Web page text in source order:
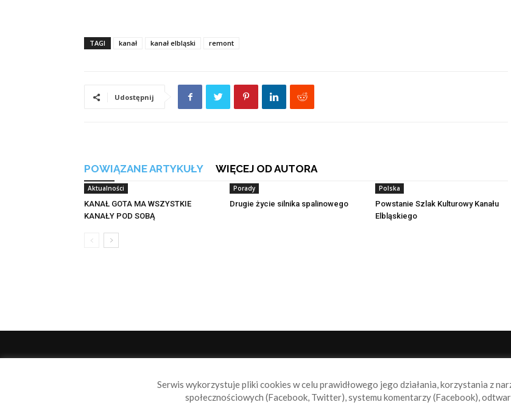
TAGI kanał kanał elbląski remont
Udostępnij
POWIĄZANE ARTYKUŁY WIĘCEJ OD AUTORA
Aktualności
KANAŁ GOTA MA WSZYSTKIE
KANAŁY POD SOBĄ
Porady
Drugie życie silnika spalinowego
Polska
Powstanie Szlak Kulturowy Kanału
Elbląskiego
Sailbook.pl to miejsce dla wszystkich, którzy szukają aktualnych
Serwis wykorzystuje pliki cookies w celu prawidłowego jego działania, korzystania z
społecznościowych (Facebook, Twitter), systemu komentarzy (Facebook),